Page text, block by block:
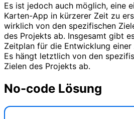
Es ist jedoch auch möglich, eine
Karten-App in kürzerer Zeit zu
wirklich von den spezifischen
des Projekts ab. Insgesamt gibt
Zeitplan für die Entwicklung
Es hängt letztlich von den
Zielen des Projekts ab.
No-code Lösung